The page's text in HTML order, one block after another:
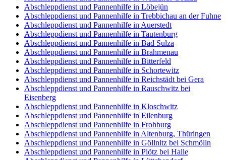
Abschleppdienst und Pannenhilfe in Löbejün
Abschleppdienst und Pannenhilfe in Trebbichau an der Fuhne
Abschleppdienst und Pannenhilfe in Auerstedt
Abschleppdienst und Pannenhilfe in Tautenburg
Abschleppdienst und Pannenhilfe in Bad Sulza
Abschleppdienst und Pannenhilfe in Brahmenau
Abschleppdienst und Pannenhilfe in Bitterfeld
Abschleppdienst und Pannenhilfe in Schortewitz
Abschleppdienst und Pannenhilfe in Reichstädt bei Gera
Abschleppdienst und Pannenhilfe in Rauschwitz bei
Eisenberg
Abschleppdienst und Pannenhilfe in Kloschwitz
Abschleppdienst und Pannenhilfe in Eilenburg
Abschleppdienst und Pannenhilfe in Frohburg
Abschleppdienst und Pannenhilfe in Altenburg, Thüringen
Abschleppdienst und Pannenhilfe in Göllnitz bei Schmölln
Abschleppdienst und Pannenhilfe in Plötz bei Halle